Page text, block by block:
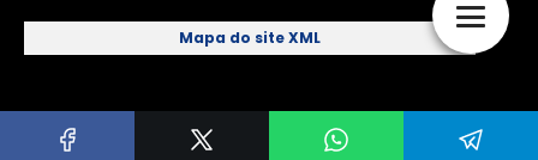
Mapa do site XML